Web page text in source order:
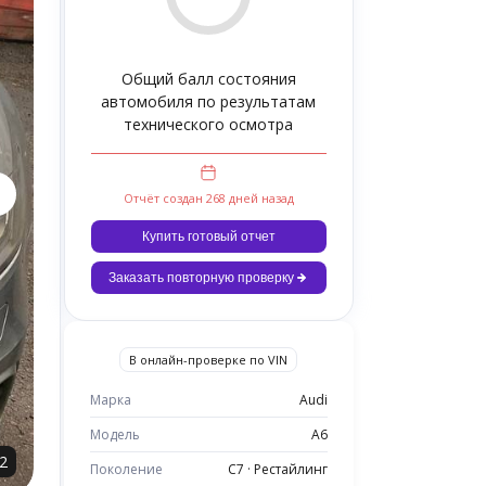
Общий балл состояния
автомобиля по результатам
технического осмотра
Отчёт создан 268 дней назад
Купить готовый отчет
Заказать повторную проверку
В онлайн-проверке по VIN
Марка
Audi
Модель
A6
Поколение
C7 · Рестайлинг